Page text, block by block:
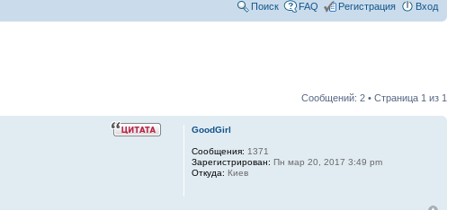
Поиск FAQ Регистрация Вход
Сообщений: 2 • Страница 1 из 1
GoodGirl
Сообщения: 1371
Зарегистрирован: Пн мар 20, 2017 3:49 pm
Откуда: Киев